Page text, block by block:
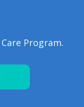
Program.